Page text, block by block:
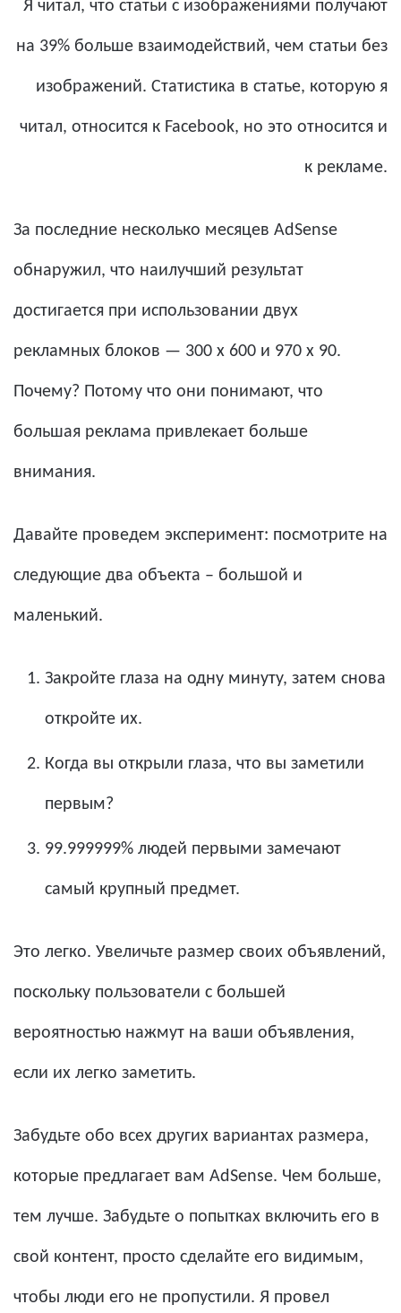
Я читал, что статьи с изображениями получают
на 39% больше взаимодействий, чем статьи без
изображений. Статистика в статье, которую я
читал, относится к Facebook, но это относится и
к рекламе.
За последние несколько месяцев AdSense
обнаружил, что наилучший результат
достигается при использовании двух
рекламных блоков — 300 x 600 и 970 x 90.
Почему? Потому что они понимают, что
большая реклама привлекает больше
внимания.
Давайте проведем эксперимент: посмотрите на
следующие два объекта – большой и
маленький.
Закройте глаза на одну минуту, затем снова
откройте их.
Когда вы открыли глаза, что вы заметили
первым?
99.999999% людей первыми замечают
самый крупный предмет.
Это легко. Увеличьте размер своих объявлений,
поскольку пользователи с большей
вероятностью нажмут на ваши объявления,
если их легко заметить.
Забудьте обо всех других вариантах размера,
которые предлагает вам AdSense. Чем больше,
тем лучше. Забудьте о попытках включить его в
свой контент, просто сделайте его видимым,
чтобы люди его не пропустили. Я провел